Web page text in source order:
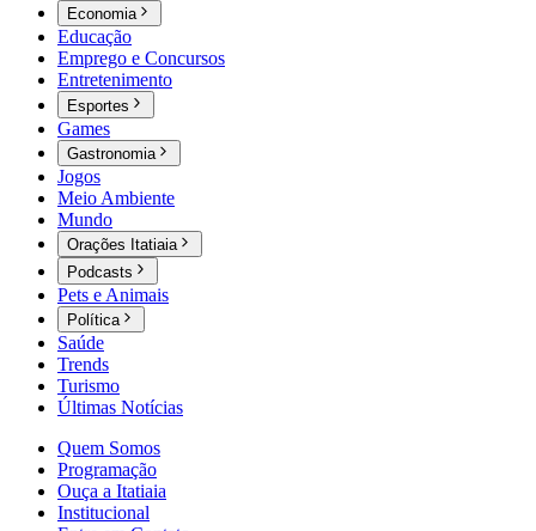
Economia
Educação
Emprego e Concursos
Entretenimento
Esportes
Games
Gastronomia
Jogos
Meio Ambiente
Mundo
Orações Itatiaia
Podcasts
Pets e Animais
Política
Saúde
Trends
Turismo
Últimas Notícias
Quem Somos
Programação
Ouça a Itatiaia
Institucional